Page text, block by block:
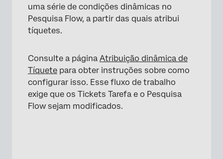
uma série de condições dinâmicas no
Pesquisa Flow, a partir das quais atribui
tíquetes.
Consulte a página Atribuição dinâmica de
Tíquete para obter instruções sobre como
configurar isso. Esse fluxo de trabalho
exige que os Tickets Tarefa e o Pesquisa
Flow sejam modificados.